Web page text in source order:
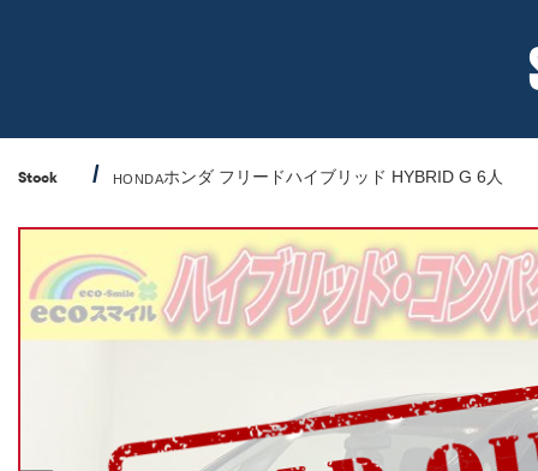
Stock HONDAホンダ フリードハイブリッド HYBRID G 6人